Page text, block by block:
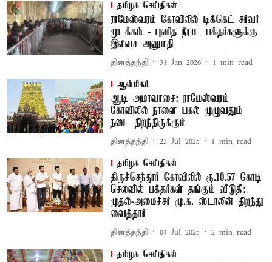
தமிழக செய்திகள்
ராமேஸ்வரம் கோவிலில் டிக்கெட் சர்வர்
முடக்கம் - புனித நீராட பக்தர்களுக்கு
இலவச அனுமதி
தினத்தந்தி 31 Jan 2026 1 min read
ஆன்மிகம்
ஆடி அமாவாசை: ராமேஸ்வரம்
கோவிலில் நாளை பகல் முழுவதும்
நடை திறந்திருக்கும்
தினத்தந்தி 23 Jul 2025 1 min read
தமிழக செய்திகள்
திருச்செந்தூர் கோவிலில் ரூ.10.57 கோடி
செலவில் பக்தர்கள் தங்கும் விடுதி:
முதல்-அமைச்சர் மு.க. ஸ்டாலின் திறந்து
வைத்தார்
தினத்தந்தி 04 Jul 2025 2 min read
தமிழக செய்திகள்